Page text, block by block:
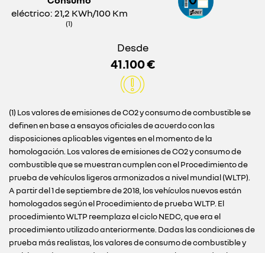
eléctrico: 21,2 KWh/100 Km
(1)
Desde
41.100 €
(1) Los valores de emisiones de CO2 y consumo de combustible se
definen en base a ensayos oficiales de acuerdo con las
disposiciones aplicables vigentes en el momento de la
homologación. Los valores de emisiones de CO2 y consumo de
combustible que se muestran cumplen con el Procedimiento de
prueba de vehículos ligeros armonizados a nivel mundial (WLTP).
A partir del 1 de septiembre de 2018, los vehículos nuevos están
homologados según el Procedimiento de prueba WLTP. El
procedimiento WLTP reemplaza el ciclo NEDC, que era el
procedimiento utilizado anteriormente. Dadas las condiciones de
prueba más realistas, los valores de consumo de combustible y